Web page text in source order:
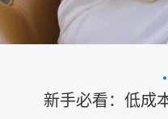
新手必看：低成